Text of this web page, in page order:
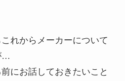
れからメーカーについて
…
にお話しておきたいこと